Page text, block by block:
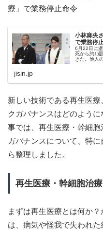
療」で業務停止命令
小林麻央
で業務停
6月22日に
死から約1
きた。他人
jisin.jp
新しい技術である再生医
クガバナンスはどのよう
事では、再生医療・幹細
ガバナンスについて、特
ら整理しました。
再生医療・幹細胞治
まずは再生医療とは何か
は、病気や怪我で失われ